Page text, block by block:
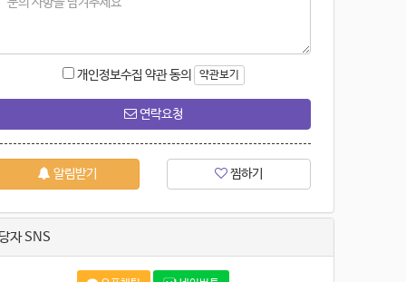
개인정보수집 약관 동의 약관보기
연락요청
알림받기 찜하기
자 SNS